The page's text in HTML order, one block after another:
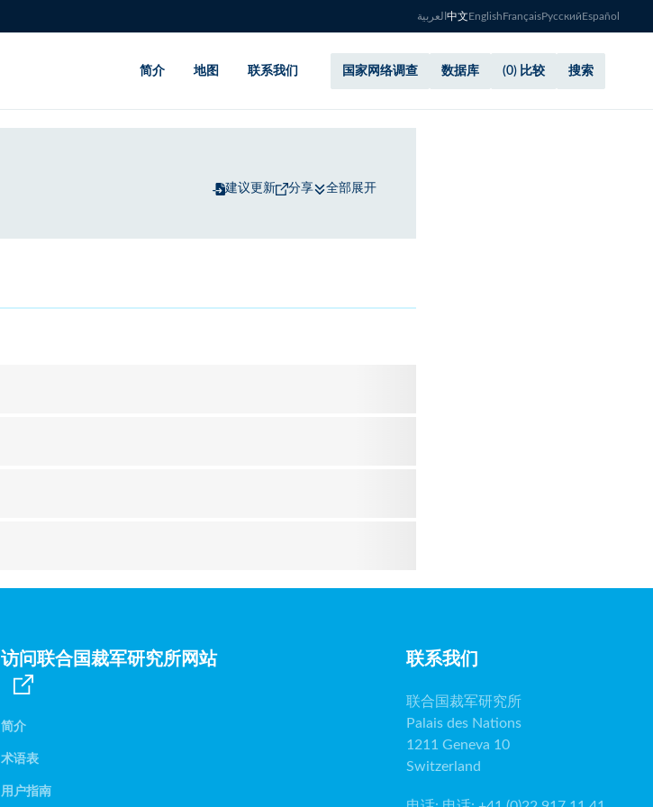
العربية 中文EnglishFrançaisРусскийEspañol
简介 地图 联系我们 国家网络调查 数据库 (0) 比较 搜索
建议更新 分享 全部展开
访问联合国裁军研究所网站
简介
术语表
用户指南
联系我们
联合国裁军研究所
Palais des Nations
1211 Geneva 10
Switzerland